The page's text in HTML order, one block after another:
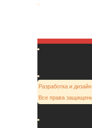
Разработка и
Все права